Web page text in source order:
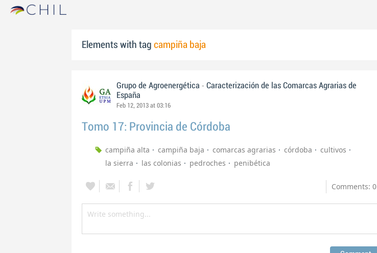
Elements with tag campiña baja
Grupo de Agroenergética - Caracterización de las Comarcas Agrarias de
España
Feb 12, 2013 at 03:16
Tomo 17: Provincia de Córdoba
campiña alta campiña baja comarcas agrarias córdoba
cultivos
la sierra
las colonias pedroches penibética
Comments: 0